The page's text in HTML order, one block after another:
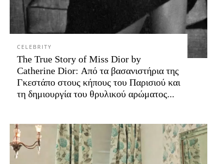
CELEBRITY
The True Story of Miss Dior by
Catherine Dior: Από τα βασανιστήρια της
Γκεστάπο στους κήπους του Παρισιού και
τη δημιουργία του θρυλικού αρώματος...